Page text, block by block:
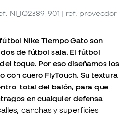
NI_IQ2389-901 | ref. proveedor
Nike Tiempo Gato son
de fútbol sala. El fútbol
toque. Por eso diseñamos los
con cuero FlyTouch. Su textura
total del balón, para que
en cualquier defensa
canchas y superficies